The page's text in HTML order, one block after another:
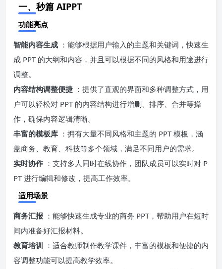
一、秒篇 AIPPT
功能亮点
智能内容生成 ：能够根据用户输入的主题和关键词，快速生
成 PPT 的大纲和内容，并且可以根据不同的风格和用途进行
调整。
内容结构调整便捷 ：提供了直观的界面和多种调整方式，用
户可以轻松对 PPT 的内容结构进行增删、排序、合并等操
作，确保内容逻辑清晰。
丰富的模板库 ：拥有大量不同风格和主题的 PPT 模板，涵
盖商务、教育、科技等多个领域，满足不同用户的需求。
实时协作 ：支持多人同时在线协作，团队成员可以实时对 P
PT 进行编辑和修改，提高工作效率。
适用场景
商务汇报 ：能够快速生成专业的商务 PPT，帮助用户在短时
间内准备好汇报材料。
教育培训
：适合教师制作教学课件，丰富的模板和便捷的内
容调整功能可以提高教学效率。